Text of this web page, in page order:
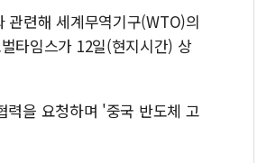
관련해 세계무역기구(WTO)의
타임스가 12일(현지시간) 상
력을 요청하며 '중국 반도체 고